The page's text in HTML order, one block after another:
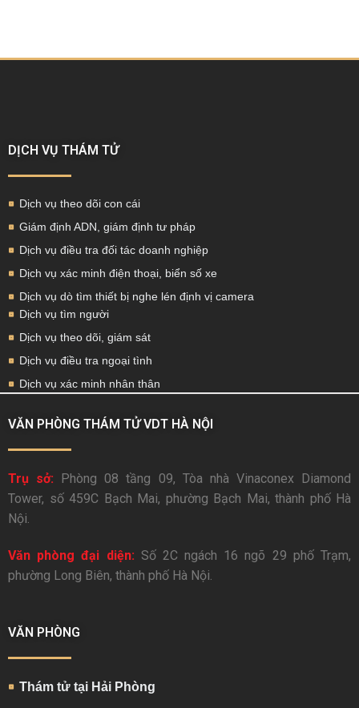
DỊCH VỤ THÁM TỬ
Dịch vụ theo dõi con cái
Giám định ADN, giám định tư pháp
Dịch vụ điều tra đối tác doanh nghiệp
Dịch vụ xác minh điện thoại, biển số xe
Dịch vụ dò tìm thiết bị nghe lén định vị camera
Dịch vụ tìm người
Dịch vụ theo dõi, giám sát
Dịch vụ điều tra ngoại tình
Dịch vụ xác minh nhân thân
VĂN PHÒNG THÁM TỬ VDT HÀ NỘI
Trụ sở: Phòng 08 tầng 09, Tòa nhà Vinaconex Diamond
Tower, số 459C Bạch Mai, phường Bạch Mai, thành phố Hà
Nội.
Văn phòng đại diện: Số 2C ngách 16 ngõ 29 phố Trạm,
phường Long Biên, thành phố Hà Nội.
VĂN PHÒNG
Thám tử tại Hải Phòng